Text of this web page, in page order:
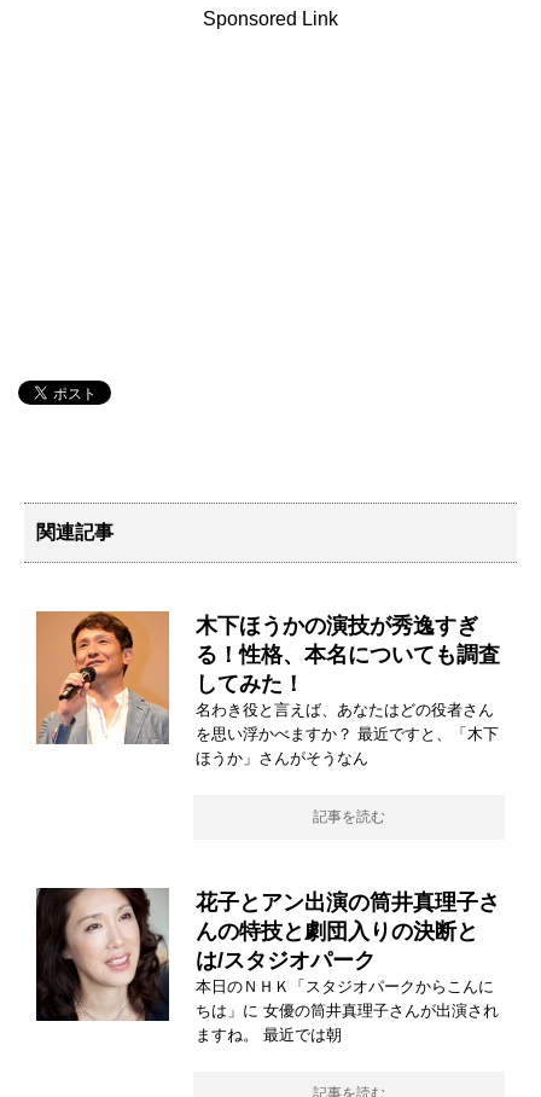
Sponsored Link
関連記事
木下ほうかの演技が秀逸すぎ
る！性格、本名についても調査
してみた！
名わき役と言えば、あなたはどの役者さん
を思い浮かべますか？ 最近ですと、「木下
ほうか」さんがそうなん
記事を読む
花子とアン出演の筒井真理子さ
んの特技と劇団入りの決断と
は/スタジオパーク
本日のＮＨＫ「スタジオパークからこんに
ちは」に 女優の筒井真理子さんが出演され
ますね。 最近では朝
記事を読む